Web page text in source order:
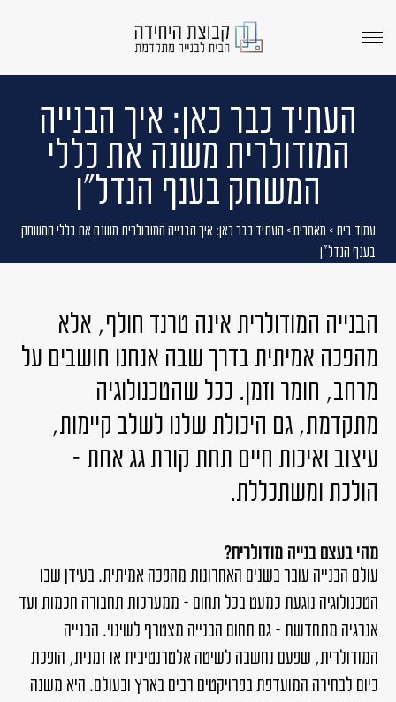
menu
העתיד כבר כאן: איך הבנייה
המודולרית משנה את כללי
המשחק בענף הנדל״ן
עמוד בית> מאמרים> העתיד כבר כאן: איך הבנייה המודולרית משנה את כללי המשחק
בענף הנדל״ן
הבנייה המודולרית אינה טרנד חולף, אלא
מהפכה אמיתית בדרך שבה אנחנו חושבים על
מרחב, חומר וזמן. ככל שהטכנולוגיה
מתקדמת, גם היכולת שלנו לשלב קיימות,
עיצוב ואיכות חיים תחת קורת גג אחת –
הולכת ומשתכללת.
מהי בעצם בנייה מודולרית?
עולם הבנייה עובר בשנים האחרונות מהפכה אמיתית. בעידן שבו
הטכנולוגיה נוגעת כמעט בכל תחום – ממערכות תחבורה חכמות ועד
אנרגיה מתחדשת – גם תחום הבנייה מצטרף לשינוי. הבנייה
המודולרית, שפעם נחשבה לשיטה אלטרנטיבית או זמנית, הופכת
כיום לבחירה המועדפת בפרויקטים רבים בארץ ובעולם. היא משנה